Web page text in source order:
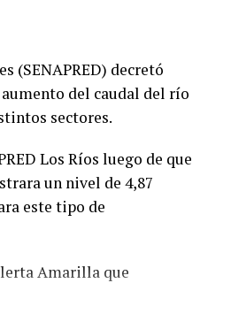
(SENAPRED) decretó
del caudal del río
sectores.
Los Ríos luego de que
un nivel de 4,87
este tipo de
Amarilla que